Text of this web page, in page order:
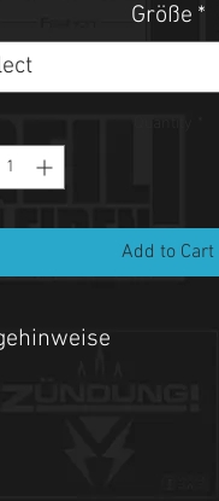
Größe *
Add to Cart